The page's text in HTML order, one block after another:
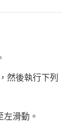
然後執行下列
滑動。